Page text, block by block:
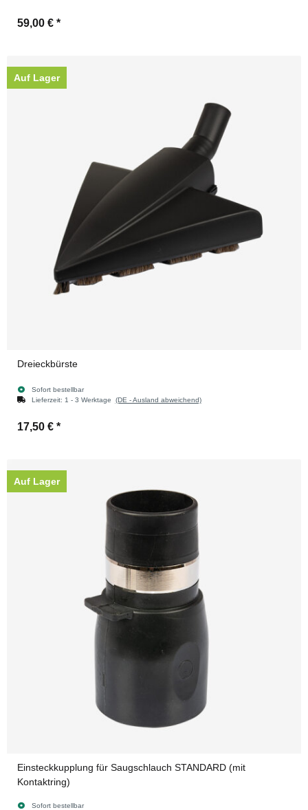
59,00 € *
Auf Lager
Dreieckbürste
Sofort bestellbar
Lieferzeit: 1 - 3 Werktage (DE - Ausland abweichend)
17,50 € *
Auf Lager
Einsteckkupplung für Saugschlauch STANDARD (mit
Kontaktring)
Sofort bestellbar